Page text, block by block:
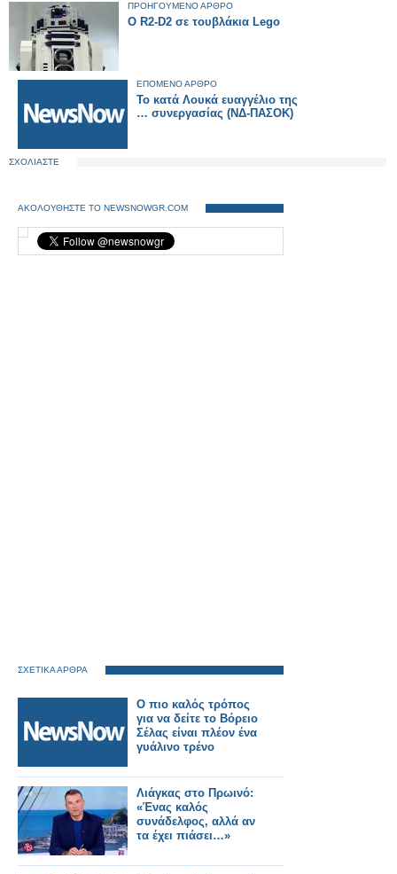
ΠΡΟΗΓΟΥΜΕΝΟ ΑΡΘΡΟ
Ο R2-D2 σε τουβλάκια Lego
ΕΠΟΜΕΝΟ ΑΡΘΡΟ
Το κατά Λουκά ευαγγέλιο της
… συνεργασίας (ΝΔ-ΠΑΣΟΚ)
ΣΧΟΛΙΑΣΤΕ
ΑΚΟΛΟΥΘΗΣΤΕ ΤΟ NEWSNOWGR.COM
ΣΧΕΤΙΚΑ ΑΡΘΡΑ
Ο πιο καλός τρόπος
για να δείτε το Βόρειο
Σέλας είναι πλέον ένα
γυάλινο τρένο
Λιάγκας στο Πρωινό:
«Ένας καλός
συνάδελφος, αλλά αν
τα έχει πιάσει…»